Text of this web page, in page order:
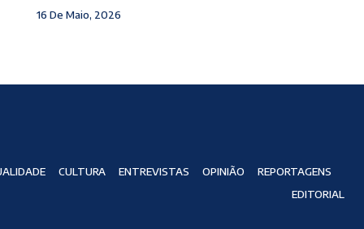
16 De Maio, 2026
CULTURA ENTREVISTAS OPINIÃO
REPORTAGENS
EDITORIAL